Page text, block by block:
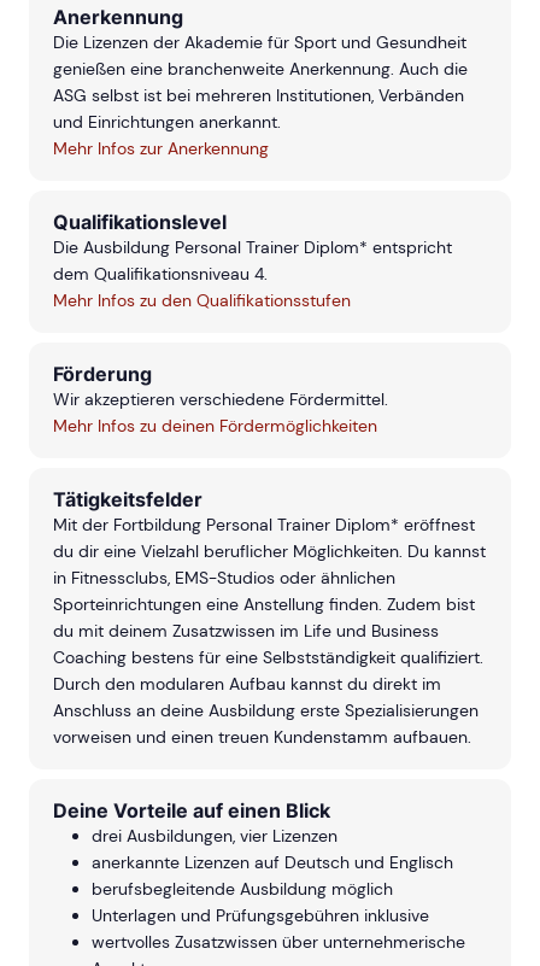
Anerkennung
Die Lizenzen der Akademie für Sport und Gesundheit
genießen eine branchenweite Anerkennung. Auch die
ASG selbst ist bei mehreren Institutionen, Verbänden
und Einrichtungen anerkannt.
Mehr Infos zur Anerkennung
Qualifikationslevel
Die Ausbildung Personal Trainer Diplom* entspricht
dem Qualifikationsniveau 4.
Mehr Infos zu den Qualifikationsstufen
Förderung
Wir akzeptieren verschiedene Fördermittel.
Mehr Infos zu deinen Fördermöglichkeiten
Tätigkeitsfelder
Mit der Fortbildung Personal Trainer Diplom* eröffnest
du dir eine Vielzahl beruflicher Möglichkeiten. Du kannst
in Fitnessclubs, EMS-Studios oder ähnlichen
Sporteinrichtungen eine Anstellung finden. Zudem bist
du mit deinem Zusatzwissen im Life und Business
Coaching bestens für eine Selbstständigkeit qualifiziert.
Durch den modularen Aufbau kannst du direkt im
Anschluss an deine Ausbildung erste Spezialisierungen
vorweisen und einen treuen Kundenstamm aufbauen.
Deine Vorteile auf einen Blick
drei Ausbildungen, vier Lizenzen
anerkannte Lizenzen auf Deutsch und Englisch
berufsbegleitende Ausbildung möglich
Unterlagen und Prüfungsgebühren inklusive
wertvolles Zusatzwissen über unternehmerische